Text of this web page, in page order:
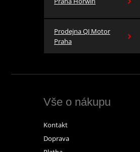
Prodejna QJ Motor
Praha
Vše o nákupu
Kontakt
Doprava